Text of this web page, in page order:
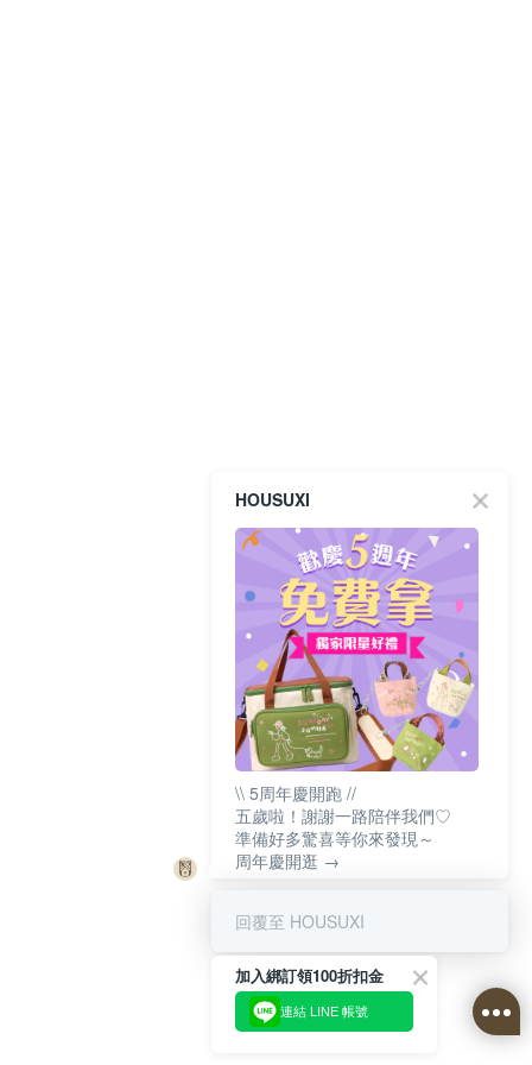
HOUSUXI
\\ 5周年慶開跑 //
五歲啦！謝謝一路陪伴我們♡
準備好多驚喜等你來發現～
周年慶開逛 →
回覆至 HOUSUXI
加入綁訂領100折扣金
連結 LINE 帳號